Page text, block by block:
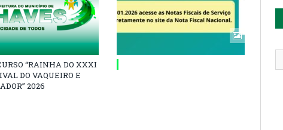
“RAINHA DO XXXI
DO VAQUEIRO E
2026